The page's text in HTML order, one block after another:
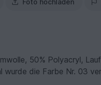
Foto hochladen
50% Polyacryl,
wurde die Farbe Nr. 03